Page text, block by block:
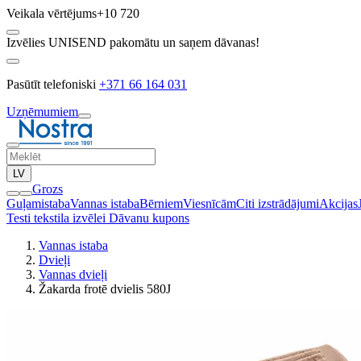
Veikala vērtējums+10 720
Izvēlies UNISEND pakomātu un saņem dāvanas!
Pasūtīt telefoniski +371 66 164 031
Uzņēmumiem
LV
Grozs
GuļamistabaVannas istabaBērniemViesnīcāmCiti izstrādājumiAkcijas
Testi tekstila izvēlei Dāvanu kupons
Vannas istaba
Dvieļi
Vannas dvieļi
Žakarda frotē dvielis 580J